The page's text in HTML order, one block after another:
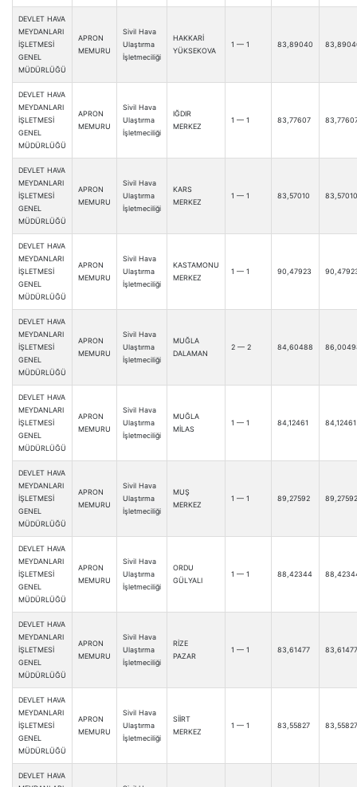
DEVLET HAVA
MEYDANLARI
İŞLETMESİ
GENEL
MÜDÜRLÜĞÜ
APRON
MEMURU
Sivil Hava
Ulaştırma
İşletmeciliği
HAKKARİ
YÜKSEKOVA
1 — 1 83,89040
DEVLET HAVA
MEYDANLARI
İŞLETMESİ
GENEL
MÜDÜRLÜĞÜ
APRON
MEMURU
Sivil Hava
Ulaştırma
İşletmeciliği
IĞDIR
MERKEZ
1 — 1 83,77607
DEVLET HAVA
MEYDANLARI
İŞLETMESİ
GENEL
MÜDÜRLÜĞÜ
APRON
MEMURU
Sivil Hava
Ulaştırma
İşletmeciliği
KARS
MERKEZ
1 — 1 83,57010 83,57010
DEVLET HAVA
MEYDANLARI
İŞLETMESİ
GENEL
MÜDÜRLÜĞÜ
APRON
MEMURU
Sivil Hava
Ulaştırma
İşletmeciliği
KASTAMONU
MERKEZ
1 — 1 90,47923
DEVLET HAVA
MEYDANLARI
İŞLETMESİ
GENEL
MÜDÜRLÜĞÜ
APRON
MEMURU
Sivil Hava
Ulaştırma
İşletmeciliği
MUĞLA
DALAMAN
2 — 2 84,60488
DEVLET HAVA
MEYDANLARI
İŞLETMESİ
GENEL
MÜDÜRLÜĞÜ
APRON
MEMURU
Sivil Hava
Ulaştırma
İşletmeciliği
MUĞLA
MİLAS
1 — 1 84,12461 84,12461
DEVLET HAVA
MEYDANLARI
İŞLETMESİ
GENEL
MÜDÜRLÜĞÜ
APRON
MEMURU
Sivil Hava
Ulaştırma
İşletmeciliği
MUŞ
MERKEZ
1 — 1 89,27592 89,27592
DEVLET HAVA
MEYDANLARI
İŞLETMESİ
GENEL
MÜDÜRLÜĞÜ
APRON
MEMURU
Sivil Hava
Ulaştırma
İşletmeciliği
ORDU
GÜLYALI
1 — 1 88,42344
DEVLET HAVA
MEYDANLARI
İŞLETMESİ
GENEL
MÜDÜRLÜĞÜ
APRON
MEMURU
Sivil Hava
Ulaştırma
İşletmeciliği
RİZE
PAZAR
1 — 1 83,61477 83,61477
DEVLET HAVA
MEYDANLARI
İŞLETMESİ
GENEL
MÜDÜRLÜĞÜ
APRON
MEMURU
Sivil Hava
Ulaştırma
İşletmeciliği
SİİRT
MERKEZ
1 — 1 83,55827 83,55827
DEVLET HAVA